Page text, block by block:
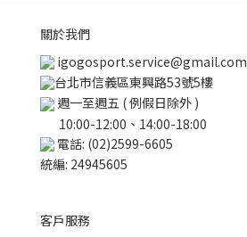
關於我們
igogosport.service@gmail.com
台北市信義區東興路53號5樓
週一至週五 ( 例假日除外 )
10:00-12:00、14:00-18:00
電話: (02)2599-6605
統編: 24945605
客戶服務